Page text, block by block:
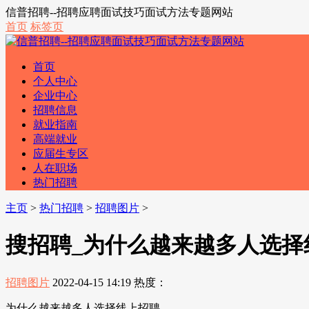
信普招聘--招聘应聘面试技巧面试方法专题网站
首页 标签页
首页
个人中心
企业中心
招聘信息
就业指南
高端就业
应届生专区
人在职场
热门招聘
主页 > 热门招聘 > 招聘图片 >
搜招聘_为什么越来越多人选
招聘图片 2022-04-15 14:19 热度：